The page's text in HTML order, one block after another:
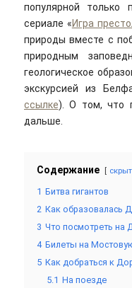
популярной только
сериале «Игра
природы вместе с
природным
геологическое
экскурсией из
ссылке). О том, что
дальше.
Содержание
1 Битва гигантов
2 Как образовалась
3 Что посмотреть на
4 Билеты на
5 Как добраться к
5.1 На поезде